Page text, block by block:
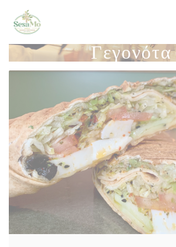
Πίνακας διαχείρισης "Μπισκότων" (Cookies)
Γεγονότα